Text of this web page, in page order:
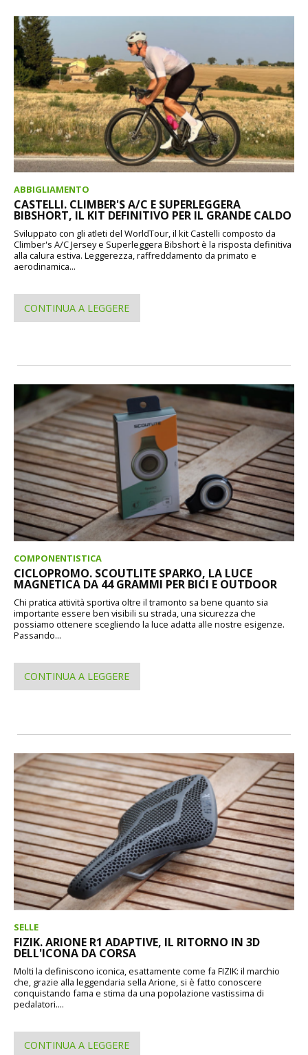
ABBIGLIAMENTO
CASTELLI. CLIMBER'S A/C E SUPERLEGGERA
BIBSHORT, IL KIT DEFINITIVO PER IL GRANDE CALDO
Sviluppato con gli atleti del WorldTour, il kit Castelli composto da
Climber's A/C Jersey e Superleggera Bibshort è la risposta definitiva
alla calura estiva. Leggerezza, raffreddamento da primato e
aerodinamica...
CONTINUA A LEGGERE
COMPONENTISTICA
CICLOPROMO. SCOUTLITE SPARKO, LA LUCE
MAGNETICA DA 44 GRAMMI PER BICI E OUTDOOR
Chi pratica attività sportiva oltre il tramonto sa bene quanto sia
importante essere ben visibili su strada, una sicurezza che
possiamo ottenere scegliendo la luce adatta alle nostre esigenze.
Passando...
CONTINUA A LEGGERE
SELLE
FIZIK. ARIONE R1 ADAPTIVE, IL RITORNO IN 3D
DELL'ICONA DA CORSA
Molti la definiscono iconica, esattamente come fa FIZIK: il marchio
che, grazie alla leggendaria sella Arione, si è fatto conoscere
conquistando fama e stima da una popolazione vastissima di
pedalatori....
CONTINUA A LEGGERE